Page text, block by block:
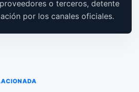
o terceros, detente
por los canales oficiales.